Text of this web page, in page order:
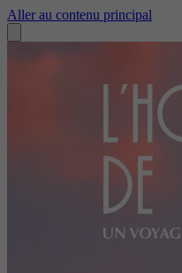
Aller au contenu principal